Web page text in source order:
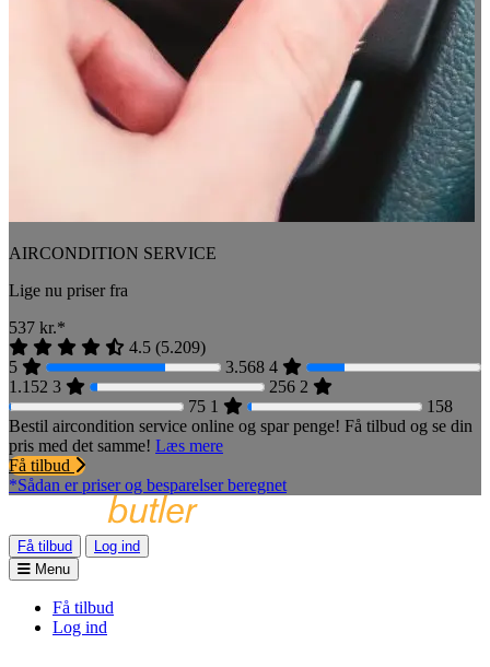
AIRCONDITION SERVICE
Lige nu priser fra
537 kr.*
4.5 (5.209)
5
3.568 4
1.152 3 256 2
75 1
158
Bestil aircondition service online og spar penge! Få tilbud og se din
pris med det samme! Læs mere
Få tilbud
*Sådan er priser og besparelser beregnet
Få tilbud
Log ind
Menu
Få tilbud
Log ind